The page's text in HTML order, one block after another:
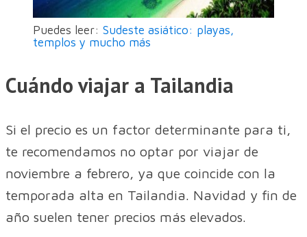
Puedes leer: Sudeste asiático: playas,
templos y mucho más
Cuándo viajar a Tailandia
Si el precio es un factor determinante para ti,
te recomendamos no optar por viajar de
noviembre a febrero, ya que coincide con la
temporada alta en Tailandia. Navidad y fin de
año suelen tener precios más elevados.